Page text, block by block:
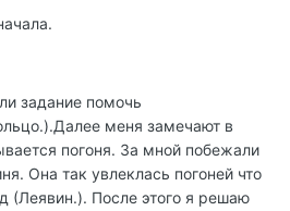
задание помочь
меня замечают в
погоня. За мной побежали
Она так увлеклась погоней что
(Леявин.). После этого я решаю